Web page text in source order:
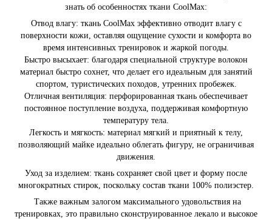
знать об особенностях ткани CoolMax:
Отвод влагу: ткань CoolMax эффективно отводит влагу с
поверхности кожи, оставляя ощущение сухости и комфорта во
время интенсивных тренировок и жаркой погоды.
Быстро высыхает: благодаря специальной структуре волокон
материал быстро сохнет, что делает его идеальным для занятий
спортом, туристических походов, утренних пробежек.
Отличная вентиляция: перфорированная ткань обеспечивает
постоянное поступление воздуха, поддерживая комфортную
температуру тела.
Легкость и мягкость: материал мягкий и приятный к телу,
позволяющий майке идеально облегать фигуру, не ограничивая
движения.
Уход за изделием: ткань сохраняет свой цвет и форму после
многократных стирок, поскольку состав ткани 100% полиэстер.
Также важным залогом максимального удовольствия на
тренировках, это правильно сконструированное лекало и высокое